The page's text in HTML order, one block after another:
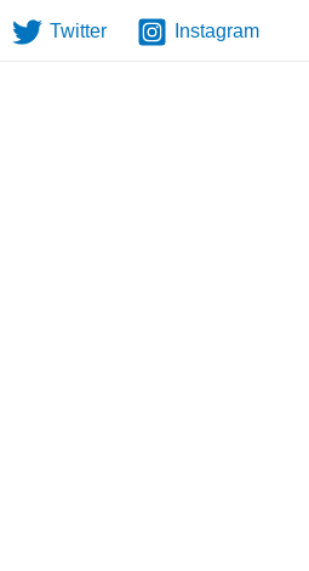
Twitter Instagram